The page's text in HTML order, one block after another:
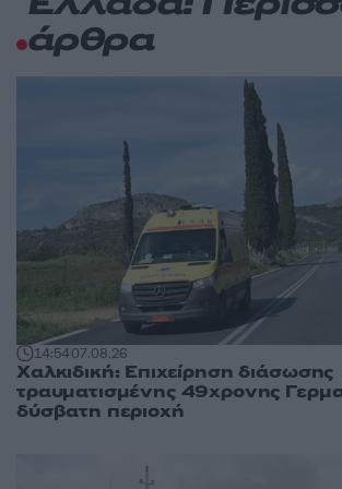
άρθρα
14:5407.08.26
Χαλκιδική: Επιχείρηση διάσωσης
τραυματισμένης 49χρονης
δύσβατη περιοχή